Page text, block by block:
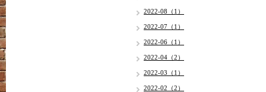
2022-08（1）
2022-07（1）
2022-06（1）
2022-04（2）
2022-03（1）
2022-02（2）